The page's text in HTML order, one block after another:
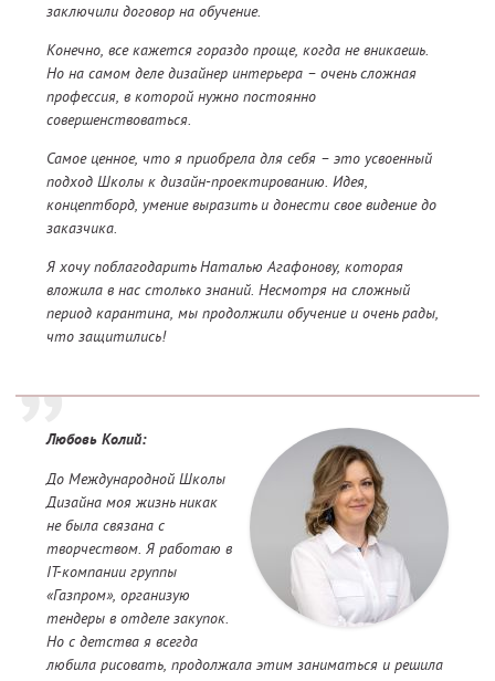
заключили договор на обучение.
Конечно, все кажется гораздо проще, когда не вникаешь.
Но на самом деле дизайнер интерьера – очень сложная
профессия, в которой нужно постоянно
совершенствоваться.
Самое ценное, что я приобрела для себя – это усвоенный
подход Школы к дизайн-проектированию. Идея,
концептборд, умение выразить и донести свое видение до
заказчика.
Я хочу поблагодарить Наталью Агафонову, которая
вложила в нас столько знаний. Несмотря на сложный
период карантина, мы продолжили обучение и очень рады,
что защитились!
Любовь Колий:
До Международной Школы
Дизайна моя жизнь никак
не была связана с
творчеством. Я работаю в
IT-компании группы
«Газпром», организую
тендеры в отделе закупок.
Но с детства я всегда
любила рисовать, продолжала этим заниматься и решила